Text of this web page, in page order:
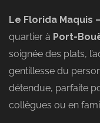
Le Florida Maquis
quartier à Port-
soignée des plats,
gentillesse du
détendue, parfaite
collègues ou en